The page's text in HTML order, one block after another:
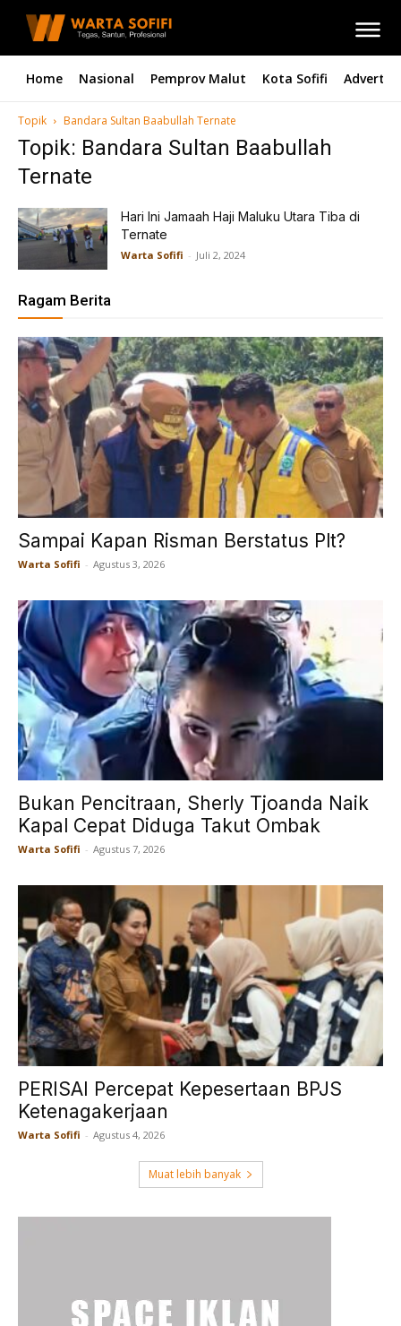
Home Nasional Pemprov Malut Kota Sofifi
Topik Bandara Sultan Baabullah Ternate
Topik: Bandara Sultan Baabullah
Ternate
Hari Ini Jamaah Haji Maluku Utara Tiba di
Ternate
Warta Sofifi - Juli 2, 2024
Ragam Berita
Sampai Kapan Risman Berstatus Plt?
Warta Sofifi - Agustus 3, 2026
Bukan Pencitraan, Sherly Tjoanda Naik
Kapal Cepat Diduga Takut Ombak
Warta Sofifi - Agustus 7, 2026
PERISAI Percepat Kepesertaan BPJS
Ketenagakerjaan
Warta Sofifi - Agustus 4, 2026
Muat lebih banyak